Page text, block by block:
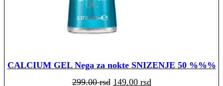
CALCIUM GEL Nega za nokte SNIZENJE 50 %%%
299.00rsd Originalna
149.00 rsdTrenutna